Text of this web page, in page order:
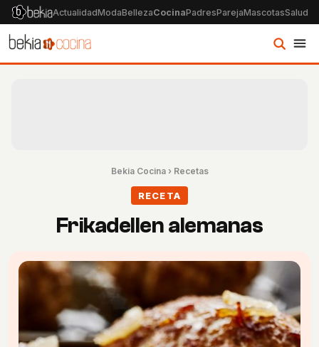
ActualidadModaBellezaCocinaPadresParejaMascotasSalud
Bekia Cocina› Recetas
RECETA
Frikadellen alemanas